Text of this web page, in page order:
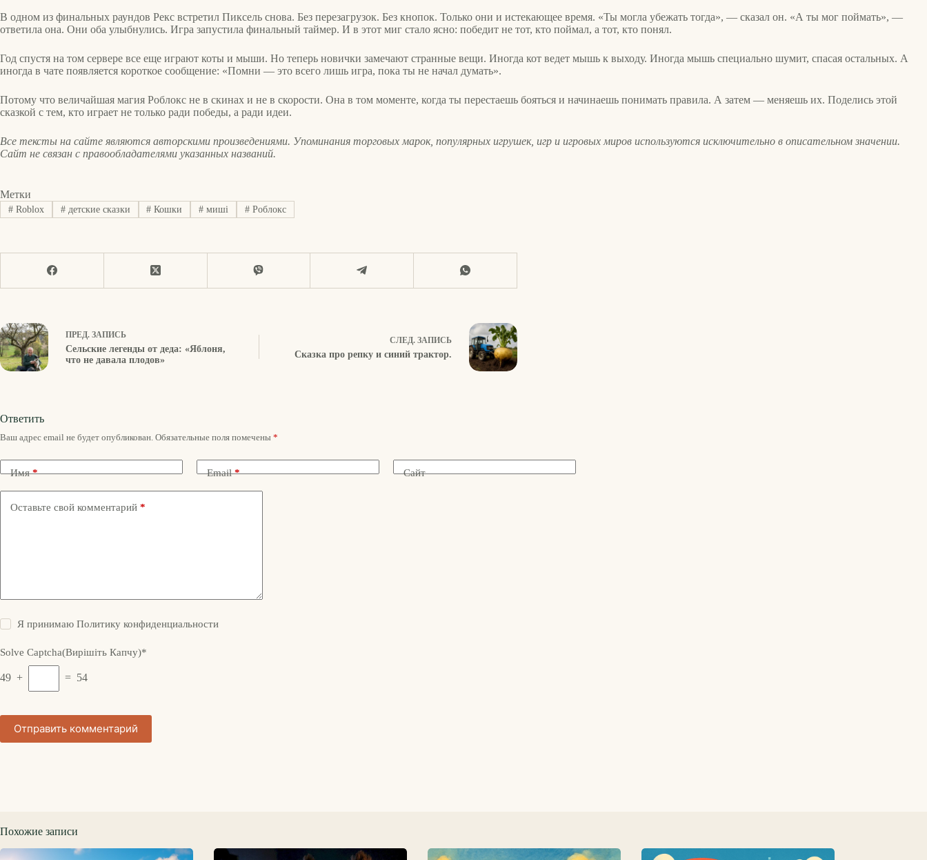
В одном из финальных раундов Рекс встретил Пиксель снова. Без перезагрузок. Без кнопок. Только они и истекающее время. «Ты могла убежать тогда», — сказал он. «А ты мог поймать», —
ответила она. Они оба улыбнулись. Игра запустила финальный таймер. И в этот миг стало ясно: победит не тот, кто поймал, а тот, кто понял.
Год спустя на том сервере все еще играют коты и мыши. Но теперь новички замечают странные вещи. Иногда кот ведет мышь к выходу. Иногда мышь специально шумит, спасая остальных. А
иногда в чате появляется короткое сообщение: «Помни — это всего лишь игра, пока ты не начал думать».
Потому что величайшая магия Роблокс не в скинах и не в скорости. Она в том моменте, когда ты перестаешь бояться и начинаешь понимать правила. А затем — меняешь их. Поделись этой
сказкой с тем, кто играет не только ради победы, а ради идеи.
Все тексты на сайте являются авторскими произведениями. Упоминания торговых марок, популярных игрушек, игр и игровых миров используются исключительно в описательном значении.
Сайт не связан с правообладателями указанных названий.
Метки
#Roblox #детские сказки # Кошки # миші # Роблокс
ПРЕД. ЗАПИСЬ
Сельские легенды от деда: «Яблоня,
что не давала плодов»
СЛЕД. ЗАПИСЬ
Сказка про репку и синий трактор.
Ответить
Ваш адрес email не будет опубликован. Обязательные поля помечены *
Имя* Email* Сайт
Оставьте свой комментарий *
Я принимаюПолитику конфиденциальности
Solve Captcha(Вирішіть Капчу)*
49 + = 54
Отправить комментарий
Похожие записи